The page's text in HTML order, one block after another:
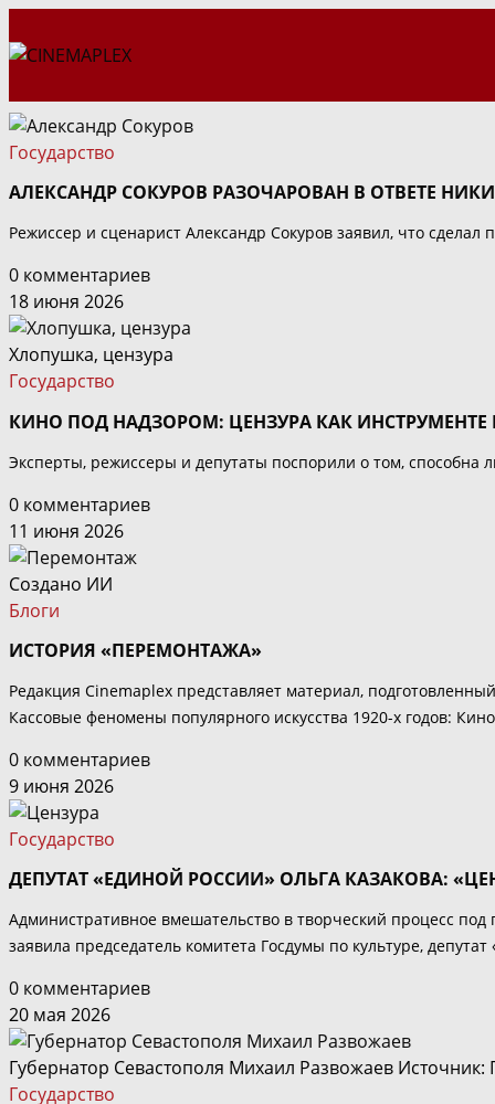
к
Государство
АЛЕКСАНДР СОКУРОВ РАЗОЧАРОВАН В ОТВЕТЕ
Режиссер и сценарист Александр Сокуров заявил, что
0 комментариев
18 июня 2026
Хлопушка, цензура
Государство
КИНО ПОД НАДЗОРОМ: ЦЕНЗУРА КАК ИНСТРУМЕНТЕ
Эксперты, режиссеры и депутаты поспорили о том, способна
0 комментариев
11 июня 2026
Создано ИИ
Блоги
ИСТОРИЯ «ПЕРЕМОНТАЖА»
Редакция Cinemaplex представляет материал,
Кассовые феномены популярного искусства 1920-х годов:
0 комментариев
9 июня 2026
Государство
ДЕПУТАТ «ЕДИНОЙ РОССИИ» ОЛЬГА КАЗАКОВА:
Административное вмешательство в творческий процесс
заявила председатель комитета Госдумы по культуре,
0 комментариев
20 мая 2026
Губернатор Севастополя Михаил Развожаев Источник:
Государство